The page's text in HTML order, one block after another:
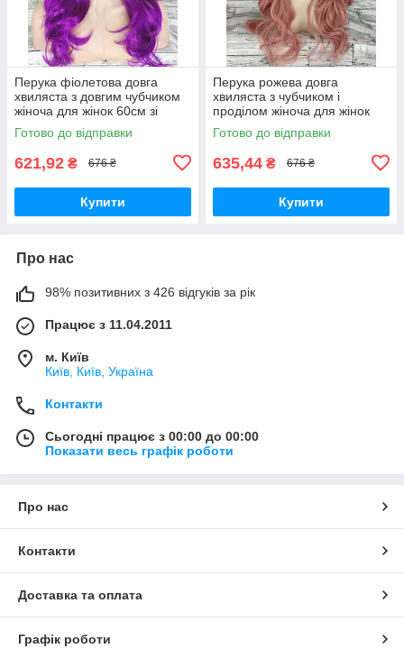
Перука фіолетова довга
хвиляста з довгим чубчиком
жіноча для жінок 60см зі
штучного волосся
Готово до відправки
621,92 ₴ 676 ₴
Купити
Перука рожева довга
хвиляста з чубчиком і
проділом жіноча для жінок
70см зі штучного волосся
Готово до відправки
635,44 ₴ 676 ₴
Купити
Про нас
98% позитивних з 426 відгуків за рік
Працює з 11.04.2011
м. Київ
Київ, Київ, Україна
Контакти
Сьогодні працює з 00:00 до 00:00
Показати весь графік роботи
Про нас
Контакти
Доставка та оплата
Графік роботи